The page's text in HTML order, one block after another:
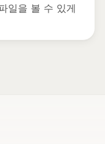
일을 볼 수 있게